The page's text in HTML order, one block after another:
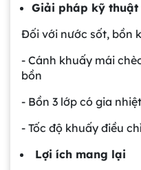
Giải pháp kỹ thuật
Đối với nước sốt, bồn
- Cánh khuấy mái
bồn
- Bồn 3 lớp có gia nhiệt
- Tốc độ khuấy điều
Lợi ích mang lại